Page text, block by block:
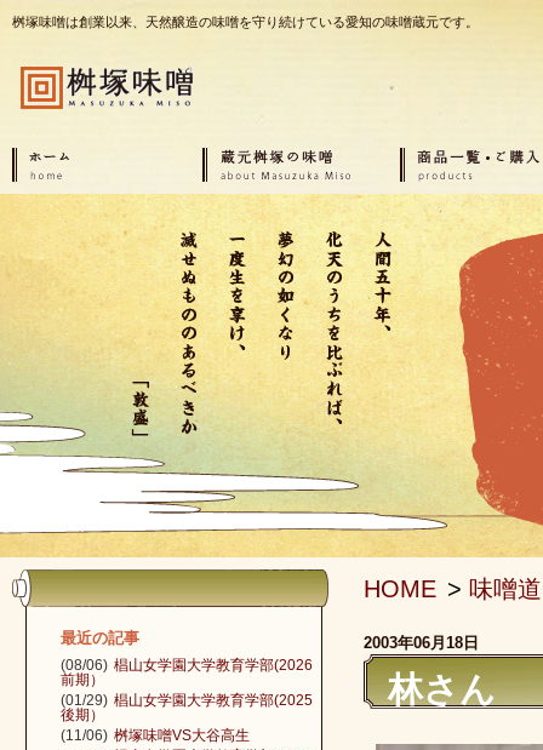
桝塚味噌は創業以来、天然醸造の味噌を守り続けている愛知の味噌蔵元です。
HOME > 味噌道
2003年06月18日
林さん
最近の記事
(08/06) 椙山女学園大学教育学部(2026
前期）
(01/29) 椙山女学園大学教育学部(2025
後期）
(11/06) 桝塚味噌VS大谷高生